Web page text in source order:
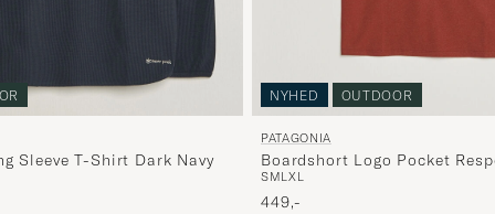
Sleeve T-Shirt Dark Navy
NYHED OUTDOOR
PATAGONIA
Boardshort Logo Pocket
Shirt Rusty Red
SMLXL
449,-